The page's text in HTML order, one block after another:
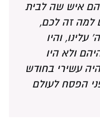
איש שה לבית
למה זה לכם,
והיו
ולא היו
עשירי בחודש
הפסח לעולם